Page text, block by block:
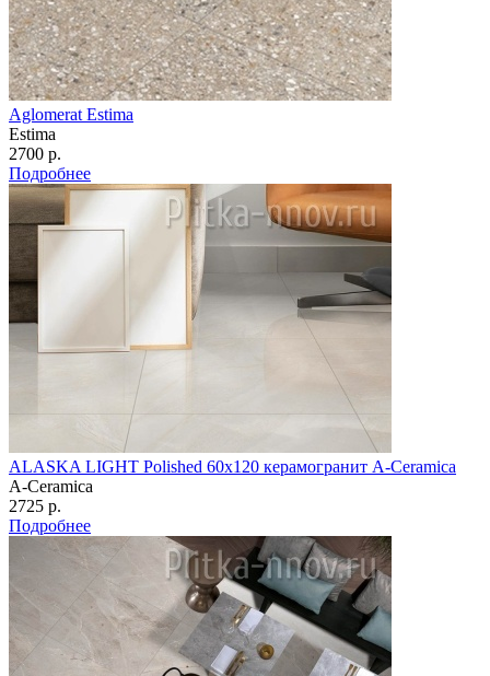
Aglomerat Estima
Estima
2700 р.
Подробнее
ALASKA LIGHT Polished 60х120 керамогранит A-Ceramica
A-Ceramica
2725 р.
Подробнее